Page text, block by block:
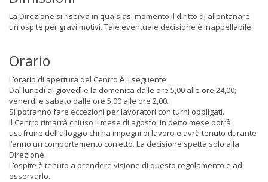
La Direzione si riserva in qualsiasi momento il diritto di allontanare
un ospite per gravi motivi. Tale eventuale decisione è inappellabile.
Orario
L’orario di apertura del Centro è il seguente:
Dal lunedì al giovedì e la domenica dalle ore 5,00 alle ore 24,00;
venerdì e sabato dalle ore 5,00 alle ore 2,00.
Si potranno fare eccezioni per lavoratori con turni obbligati.
Il Centro rimarrà chiuso il mese di agosto. In detto mese potrà
usufruire dell’alloggio chi ha impegni di lavoro e avrà tenuto durante
l’anno un comportamento corretto. La decisione spetta solo alla
Direzione.
L’ospite è tenuto a prendere visione di questo regolamento e ad
osservarlo.